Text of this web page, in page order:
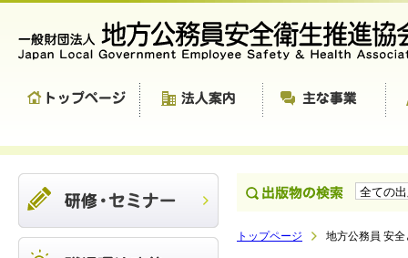
トップページ 地方公務員 安全